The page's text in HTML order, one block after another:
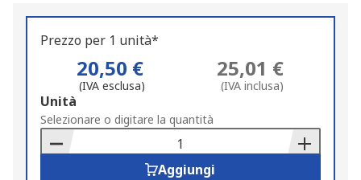
Prezzo per 1 unità*
20,50 €
(IVA esclusa)
25,01 €
(IVA inclusa)
Add
to
Basket
Unità
Selezionare o digitare la quantità
Aggiungi